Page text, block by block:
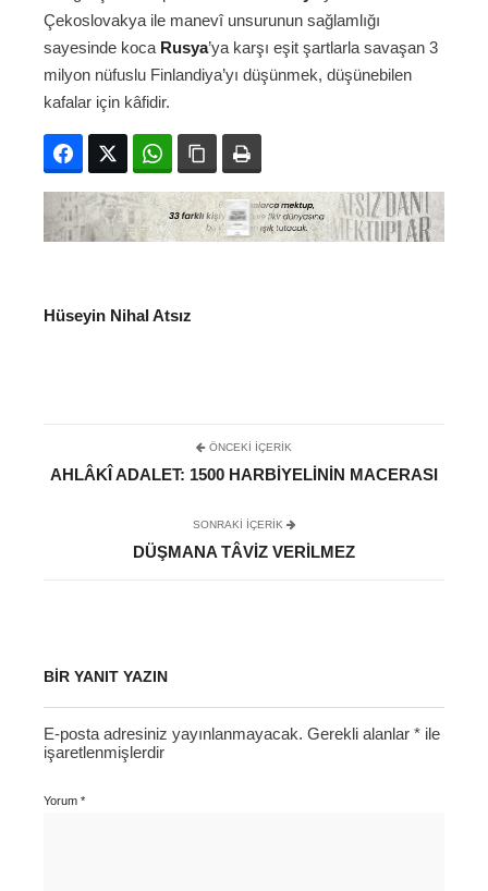
Çekoslovakya ile manevî unsurunun sağlamlığı
sayesinde koca Rusya’ya karşı eşit şartlarla savaşan 3
milyon nüfuslu Finlandiya’yı düşünmek, düşünebilen
kafalar için kâfidir.
FacebookTwitter WhatsAppBağlanıyı kopyala
Hüseyin Nihal Atsız
ÖNCEKI İÇERIK
AHLÂKÎ ADALET: 1500 HARBIYELININ MACERASI
SONRAKI IÇERIK
DÜŞMANA TÂVIZ VERILMEZ
BIR YANIT YAZIN
E-posta adresiniz yayınlanmayacak. Gerekli alanlar * ile
işaretlenmişlerdir
Yorum *